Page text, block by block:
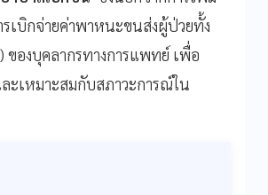
เบิกจ่ายค่าพาหนะขนส่งผู้ป่วยทั้ง
องบุคลากรทางการแพทย์ เพื่อ
ะเหมาะสมกับสภาวะการณ์ใน